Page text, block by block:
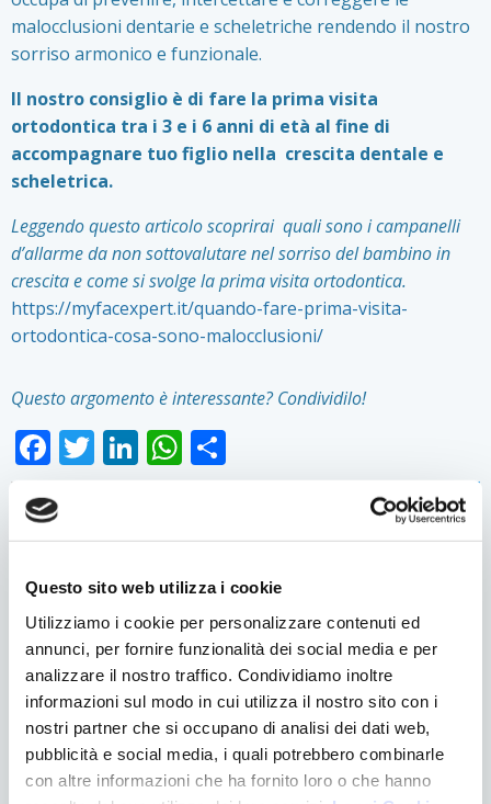
Questo sito web utilizza i cookie
Utilizziamo i cookie per personalizzare contenuti ed
annunci, per fornire funzionalità dei social media e per
analizzare il nostro traffico. Condividiamo inoltre
informazioni sul modo in cui utilizza il nostro sito con i
nostri partner che si occupano di analisi dei dati web,
pubblicità e social media, i quali potrebbero combinarle
con altre informazioni che ha fornito loro o che hanno
malocclusioni dentarie e scheletriche rendendo il nostro
sorriso armonico e funzionale.
Il nostro consiglio è di fare la prima visita
ortodontica tra i 3 e i 6 anni di età al fine di
accompagnare tuo figlio nella crescita dentale e
scheletrica.
Leggendo questo articolo scoprirai quali sono i campanelli
d’allarme da non sottovalutare nel sorriso del bambino in
crescita e come si svolge la prima visita ortodontica.
https://myfacexpert.it/quando-fare-prima-visita-
ortodontica-cosa-sono-malocclusioni/
Questo argomento è interessante? Condividilo!
Facebook
Twitter
LinkedIn
WhatsApp
CATEGORIE
Apparecchiature
Chirurgia
Denti e gravidanza
Eventi
Logopedia
News
Ortodonzia